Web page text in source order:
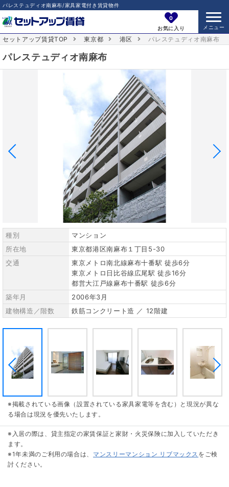
パレステュディオ南麻布/家具家電付き賃貸物件
0
お気に入り
セットアップ賃貸TOP 東京都 港区 パレステュディオ南麻布
パレステュディオ南麻布
種別
マンション
所在地
東京都港区南麻布１丁目5-30
交通
東京メトロ南北線麻布十番駅 徒歩6分
東京メトロ日比谷線広尾駅 徒歩16分
都営大江戸線麻布十番駅 徒歩6分
築年月
2006年3月
建物構造／階数
鉄筋コンクリート造 ／ 12階建
※掲載されている画像（設置されている家具家電等を含む）と現況が異な
る場合は現況を優先いたします。
※入居の際は、貸主指定の家賃保証と家財・火災保険に加入していただき
ます。
※1年未満のご利用の場合は、 マンスリーマンション リブマックス をご検
討ください。